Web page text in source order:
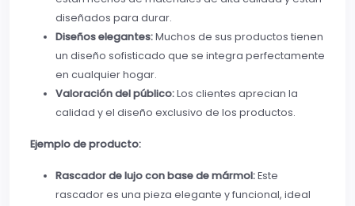
diseñados para durar.
Diseños elegantes:Muchos de sus productos tienen
un diseño sofisticado que se integra perfectamente
en cualquier hogar.
Valoración del público:Los clientes aprecian la
calidad y el diseño exclusivo de los productos.
Ejemplo de producto:
Rascador de lujo con base de mármol:Este
rascador es una pieza elegante y funcional, ideal